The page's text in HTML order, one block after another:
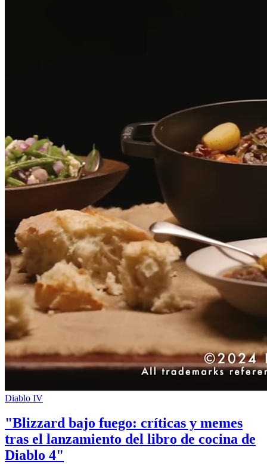
Diablo IV
"Blizzard bajo fuego: críticas y memes
tras el lanzamiento del libro de cocina de
Diablo 4"